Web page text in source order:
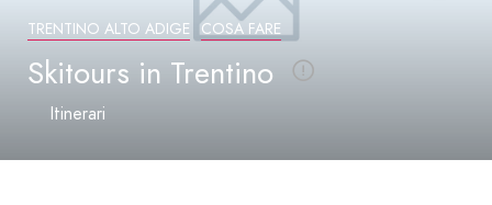
TRENTINO ALTO ADIGE COSA FARE
Skitours in Trentino
Itinerari